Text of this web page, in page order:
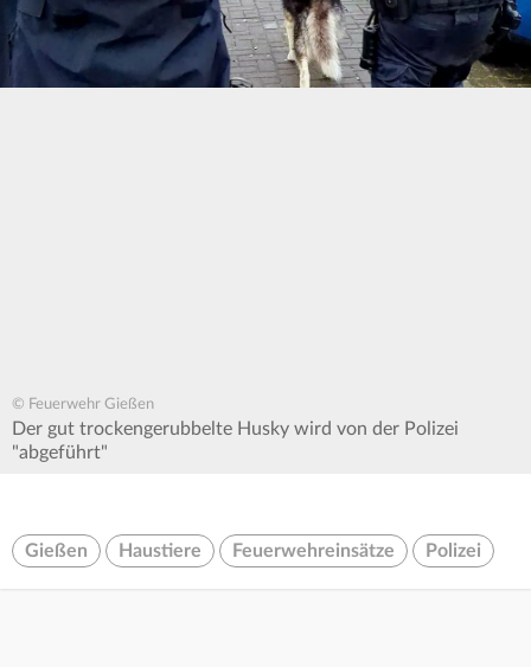
© Feuerwehr Gießen
Der gut trockengerubbelte Husky wird von der Polizei
"abgeführt"
Gießen Haustiere Feuerwehreinsätze Polizei